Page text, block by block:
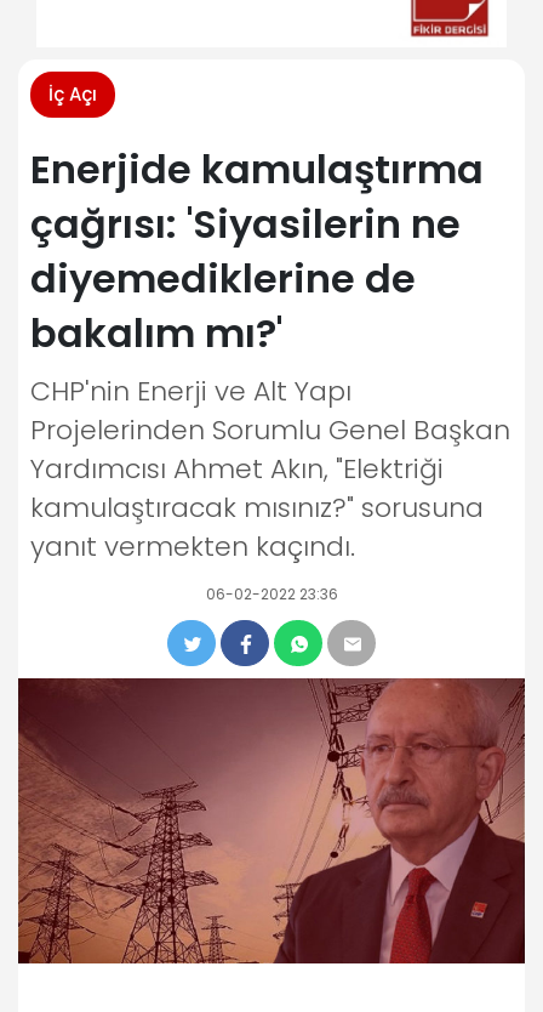
İç Açı
Enerjide kamulaştırma
çağrısı: 'Siyasilerin ne
diyemediklerine de
bakalım mı?'
CHP'nin Enerji ve Alt Yapı
Projelerinden Sorumlu Genel Başkan
Yardımcısı Ahmet Akın, "Elektriği
kamulaştıracak mısınız?" sorusuna
yanıt vermekten kaçındı.
06-02-2022 23:36